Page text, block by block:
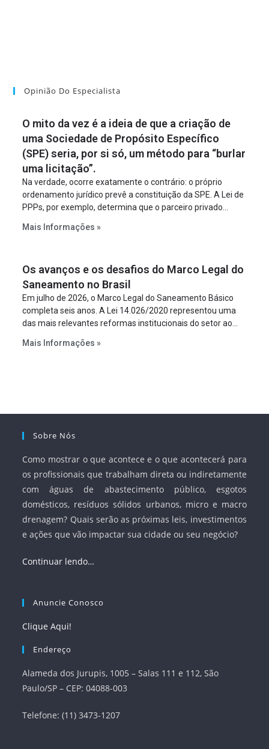
Opinião Do Especialista
O mito da vez é a ideia de que a criação de
uma Sociedade de Propósito Específico
(SPE) seria, por si só, um método para “burlar
uma licitação”.
Na verdade, ocorre exatamente o contrário: o próprio
ordenamento jurídico prevê a constituição da SPE. A Lei de
PPPs, por exemplo, determina que o parceiro privado
empreendimento. Ou seja, a suposta “fraude à licitação” é
projeto a projeto.
Mais Informações »
Os avanços e os desafios do Marco Legal do
Saneamento no Brasil
Em julho de 2026, o Marco Legal do Saneamento Básico
completa seis anos. A Lei 14.026/2020 representou uma
das mais relevantes reformas institucionais do setor ao
serviços, ampliar a participação da iniciativa privada,
Mais Informações »
Sobre Nós
Como mostrar o que acontece e o que acontecerá para
os profissionais que trabalham direta ou indiretamente
com águas de abastecimento público, esgotos
domésticos, resíduos sólidos urbanos, micro e macro
drenagem? Quais serão as próximas leis, investimentos
e ações que vão impactar sua cidade ou seu negócio?
Continuar lendo…
Anuncie Conosco
Clique Aqui!
Endereço
Alameda dos Jurupis, 1005 – Salas 111 e 112, São
Paulo/SP – CEP: 04088-003
Telefone: (11) 3473-1207